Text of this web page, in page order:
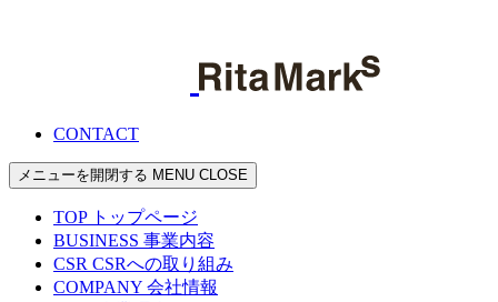
CONTACT
メニューを開閉する MENU CLOSE
TOP トップページ
BUSINESS 事業内容
CSR CSRへの取り組み
COMPANY 会社情報